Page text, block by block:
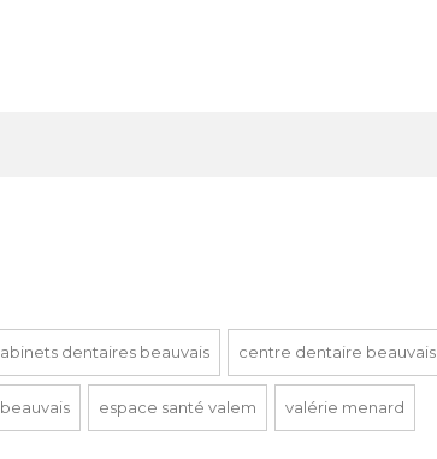
dentaires beauvais centre dentaire beauvais
espace santé valem valérie menard